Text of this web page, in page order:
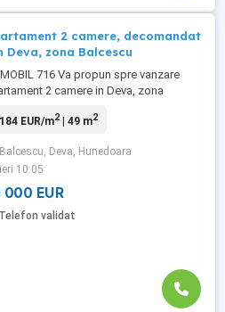
2 camere, decomandat
Deva, zona Balcescu
716 Va propun spre vanzare
2 camere in Deva, zona
integral etaj 8 din 10, cu lift
baie cu geam usa metalica la
usi interioare schimbate ferestre
cu tamplarie ...
EUR/m2| 49 m2
Balcescu, Deva, Hunedoara
ieri 10:05
000 EUR
Telefon validat